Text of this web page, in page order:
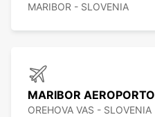
MARIBOR - SLOVENIA
MARIBOR AEROPORTO
OREHOVA VAS - SLOVENIA